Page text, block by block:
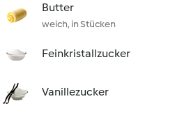
Butter
weich, in Stücken
Feinkristallzucker
Vanillezucker